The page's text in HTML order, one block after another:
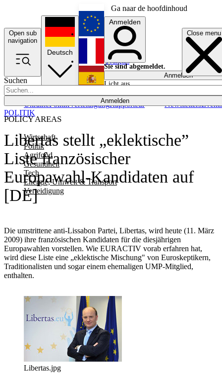
Ga naar de hoofdinhoud
Open sub
navigation
Close menu
Suchen
Anmelden
POLICY AREAS
Wirtschaft
Politik
Agrifood
Gesundheit
Tech
Energie, Umwelt & Transport
Verteidigung
UkrainePolitikVerteidigungRapporteur NewslettersEvents
Deutsch
English
Français
Anmelden
Sie sind abgemeldet.
Anmelden
Licht aus
Libertas stellt „eklektische”
Liste französischer
Europawahl-Kandidaten auf
[DE]
Die umstrittene anti-Lissabon Partei, Libertas, wird heute (11. März
2009) ihre französischen Kandidaten für die diesjährigen
Europawahlen vorstellen. Wie EURACTIV vorab erfahren hat,
wird diese Liste eine „eklektische Mischung" von Euroskeptikern,
Traditionalisten und sogar einem ehemaligen UMP-Mitglied,
enthalten.
POLITIK
Libertas.jpg